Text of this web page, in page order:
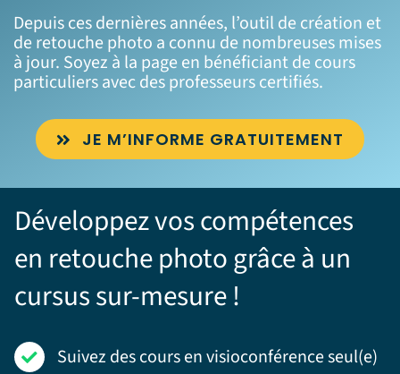
Depuis ces dernières années, l’outil de création et
de retouche photo a connu de nombreuses mises
à jour. Soyez à la page en bénéficiant de cours
particuliers avec des professeurs certifiés.
JE M’INFORME GRATUITEMENT
Développez vos compétences
en retouche photo grâce à un
cursus sur-mesure !
Suivez des cours en visioconférence seul(e)